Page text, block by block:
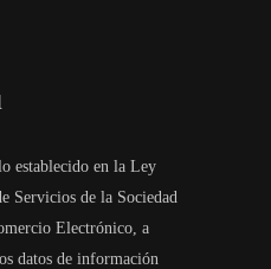
establecido en la Ley
Servicios de la Sociedad
Electrónico, a
datos de información